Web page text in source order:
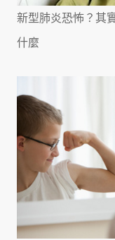
新型肺炎恐怖？其
什麼